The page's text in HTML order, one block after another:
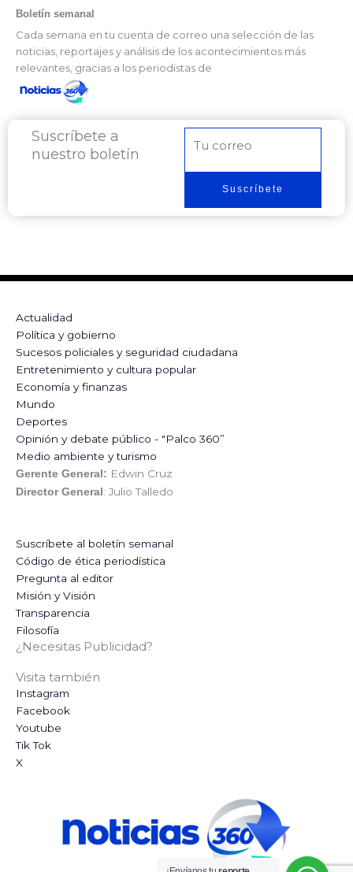
Boletín semanal
Cada semana en tu cuenta de correo una selección de las
noticias, reportajes y análisis de los acontecimientos más
relevantes, gracias a los periodistas de
Suscríbete a
nuestro boletín
electrónico
Suscríbete
Actualidad
Política y gobierno
Sucesos policiales y seguridad ciudadana
Entretenimiento y cultura popular
Economía y finanzas
Mundo
Deportes
Opinión y debate público - "Palco 360”
Medio ambiente y turismo
Gerente General: Edwin Cruz
Director General: Julio Talledo
Suscríbete al boletín semanal
Código de ética periodística
Pregunta al editor
Misión y Visión
Transparencia
Filosofía
¿Necesitas Publicidad?
Visita también
Instagram
Facebook
Youtube
Tik Tok
X